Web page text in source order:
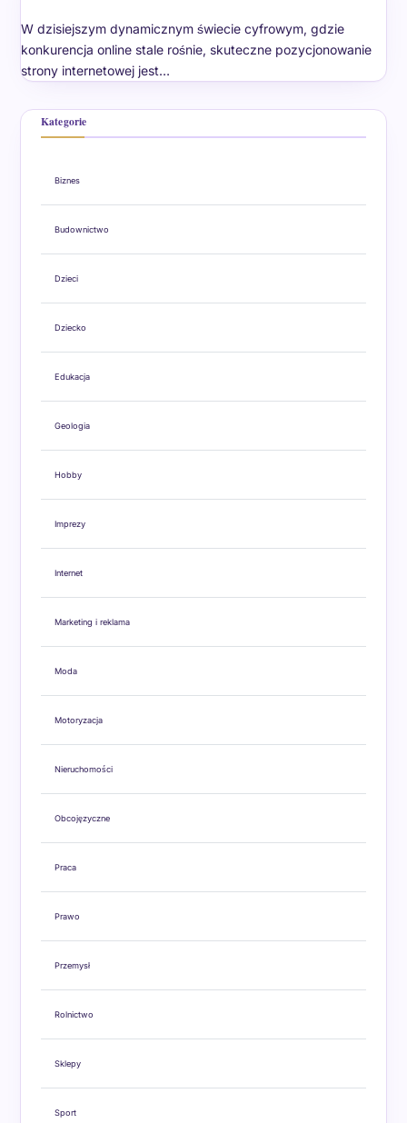
W dzisiejszym dynamicznym świecie cyfrowym, gdzie
konkurencja online stale rośnie, skuteczne pozycjonowanie
strony internetowej jest…
Kategorie
Biznes
Budownictwo
Dzieci
Dziecko
Edukacja
Geologia
Hobby
Imprezy
Internet
Marketing i reklama
Moda
Motoryzacja
Nieruchomości
Obcojęzyczne
Praca
Prawo
Przemysł
Rolnictwo
Sklepy
Sport